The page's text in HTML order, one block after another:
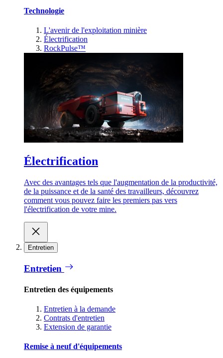
Technologie
L'avenir de l'exploitation minière
Électrification
RockPulse™
Électrification
Avec des avantages tels que l'augmentation de la productivité,
de la puissance et de la santé des travailleurs, découvrez
comment vous pouvez faire les premiers pas vers
l'électrification de votre mine.
Entretien
Entretien
Entretien des équipements
Entretien à la demande
Contrats d'entretien
Extension de garantie
Remise à neuf d'équipements